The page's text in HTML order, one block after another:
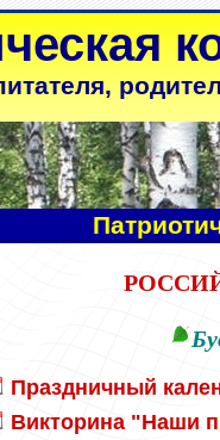
Праздничный
Викторина "Наши